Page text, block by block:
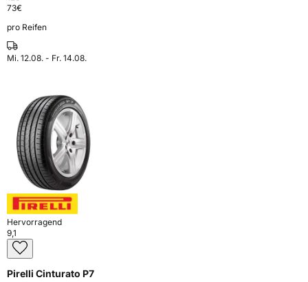
73€
pro Reifen
Mi. 12.08. - Fr. 14.08.
Hervorragend
9,1
Pirelli Cinturato P7